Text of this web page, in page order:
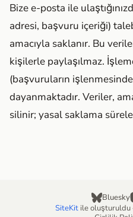
Bize e-posta ile
adresi, başvuru içeriği)
amacıyla saklanır. Bu
kişilerle paylaşılmaz.
(başvuruların
dayanmaktadır. Veriler,
silinir; yasal saklama
Bluesky
SiteKitile oluşturuldu